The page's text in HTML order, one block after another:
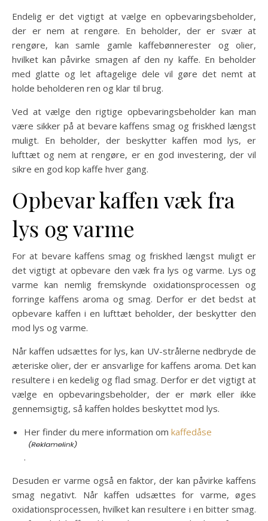
Endelig er det vigtigt at vælge en opbevaringsbeholder,
der er nem at rengøre. En beholder, der er svær at
rengøre, kan samle gamle kaffebønnerester og olier,
hvilket kan påvirke smagen af den ny kaffe. En beholder
med glatte og let aftagelige dele vil gøre det nemt at
holde beholderen ren og klar til brug.
Ved at vælge den rigtige opbevaringsbeholder kan man
være sikker på at bevare kaffens smag og friskhed længst
muligt. En beholder, der beskytter kaffen mod lys, er
lufttæt og nem at rengøre, er en god investering, der vil
sikre en god kop kaffe hver gang.
Opbevar kaffen væk fra
lys og varme
For at bevare kaffens smag og friskhed længst muligt er
det vigtigt at opbevare den væk fra lys og varme. Lys og
varme kan nemlig fremskynde oxidationsprocessen og
forringe kaffens aroma og smag. Derfor er det bedst at
opbevare kaffen i en lufttæt beholder, der beskytter den
mod lys og varme.
Når kaffen udsættes for lys, kan UV-strålerne nedbryde de
æteriske olier, der er ansvarlige for kaffens aroma. Det kan
resultere i en kedelig og flad smag. Derfor er det vigtigt at
vælge en opbevaringsbeholder, der er mørk eller ikke
gennemsigtig, så kaffen holdes beskyttet mod lys.
Her finder du mere information om kaffedåse
.
Desuden er varme også en faktor, der kan påvirke kaffens
smag negativt. Når kaffen udsættes for varme, øges
oxidationsprocessen, hvilket kan resultere i en bitter smag.